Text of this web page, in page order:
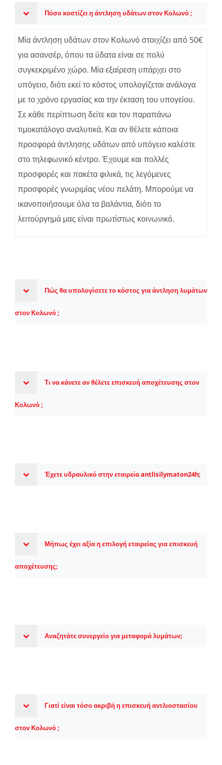
Πόσο κοστίζει η άντληση υδάτων στον Κολωνό ;
Μία άντληση υδάτων στον Κολωνό στοιχίζει από 50€
για ασανσέρ, όπου τα ύδατα είναι σε πολύ
συγκεκριμένο χώρο. Μία εξαίρεση υπάρχει στο
υπόγειο, διότι εκεί το κόστος υπολογίζεται ανάλογα
με το χρόνο εργασίας και την έκταση του υπογείου.
Σε κάθε περίπτωση δείτε και τον παραπάνω
τιμοκατάλογο αναλυτικά. Και αν θέλετε κάποια
προσφορά άντλησης υδάτων από υπόγειο καλέστε
στο τηλεφωνικό κέντρο. Έχουμε και πολλές
προσφορές και πακέτα φιλικά, τις λεγόμενες
προσφορές γνωριμίας νέου πελάτη. Μπορούμε να
ικανοποιήσουμε όλα τα βαλάντια, διότι το
λειτούργημά μας είναι πρωτίστως κοινωνικό.
Πώς θα υπολογίσετε το κόστος για άντληση λυμάτων
στον Κολωνό ;
Τι να κάνετε αν θέλετε επισκευή αποχέτευσης στον
Κολωνό ;
Έχετε υδραυλικό στην εταιρεία antlisilymaton24h;
Μήπως έχει αξία η επιλογή εταιρείας για επισκευή
αποχέτευσης;
Αναζητάτε συνεργείο για μεταφορά λυμάτων;
Γιατί είναι τόσο ακριβή η επισκευή αντλιοστασίου
στον Κολωνό ;